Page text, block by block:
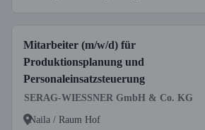
Mitarbeiter (m/w/d) für
Produktionsplanung und
Personaleinsatzsteuerung
SERAG-WIESSNER GmbH & Co. KG
Naila / Raum Hof